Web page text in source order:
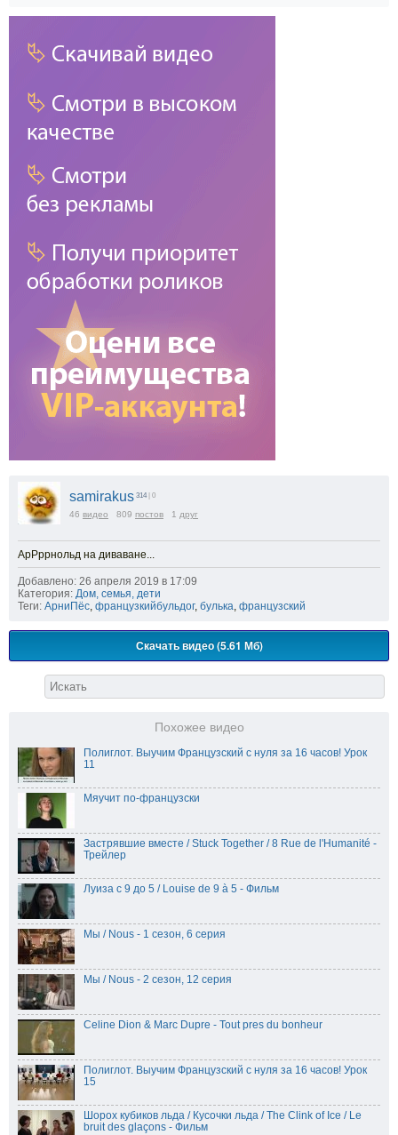
samirakus 314 | 0
46 видео 809 постов 1 друг
АрРррнольд на диваване...
Добавлено: 26 апреля 2019 в 17:09
Категория: Дом, семья, дети
Теги: АрниПёс, французкийбульдог, булька, французский
Скачать видео (5.61 Мб)
Похожее видео
Полиглот. Выучим Французский с нуля за 16 часов! Урок
11
Мяучит по-французски
Застрявшие вместе / Stuck Together / 8 Rue de l'Humanité -
Трейлер
Луиза с 9 до 5 / Louise de 9 à 5 - Фильм
Мы / Nous - 1 сезон, 6 серия
Мы / Nous - 2 сезон, 12 серия
Celine Dion & Marc Dupre - Tout pres du bonheur
Полиглот. Выучим Французский с нуля за 16 часов! Урок
15
Шорох кубиков льда / Кусочки льда / The Clink of Ice / Le
bruit des glaçons - Фильм